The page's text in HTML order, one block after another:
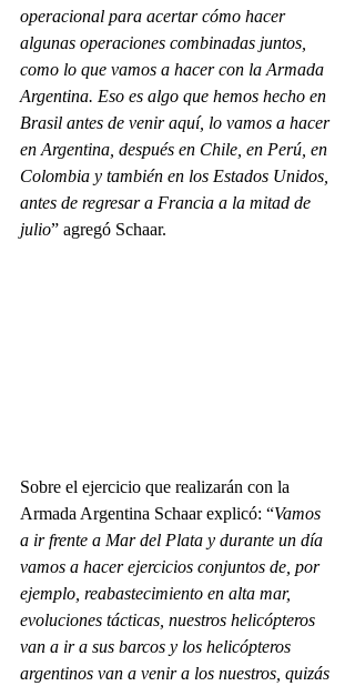
operacional para acertar cómo hacer
algunas operaciones combinadas juntos,
como lo que vamos a hacer con la Armada
Argentina. Eso es algo que hemos hecho en
Brasil antes de venir aquí, lo vamos a hacer
en Argentina, después en Chile, en Perú, en
Colombia y también en los Estados Unidos,
antes de regresar a Francia a la mitad de
julio” agregó Schaar.
Sobre el ejercicio que realizarán con la
Armada Argentina Schaar explicó: “Vamos
a ir frente a Mar del Plata y durante un día
vamos a hacer ejercicios conjuntos de, por
ejemplo, reabastecimiento en alta mar,
evoluciones tácticas, nuestros helicópteros
van a ir a sus barcos y los helicópteros
argentinos van a venir a los nuestros, quizás